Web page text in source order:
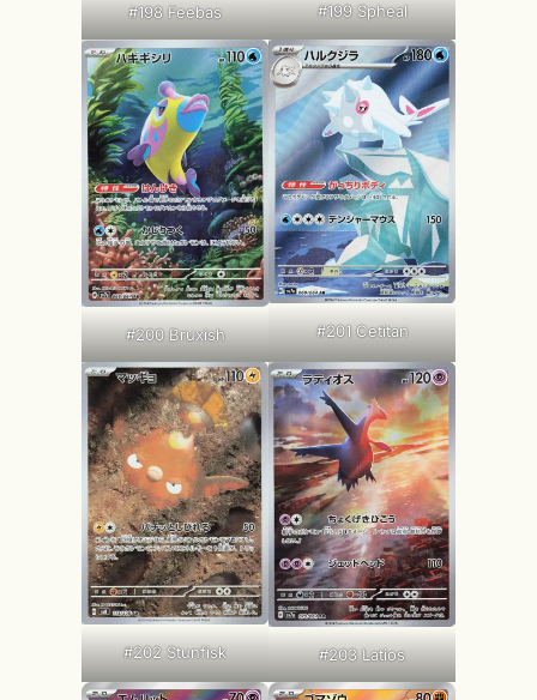
#198 Feebas #199 Spheal
#200 Bruxish #201 Cetitan
#202 Stunfisk #203 Latios